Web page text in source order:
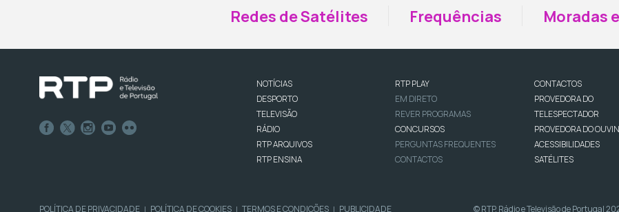
Redes de Satélites Frequências Moradas
NOTÍCIAS
DESPORTO
TELEVISÃO
RÁDIO
RTP ARQUIVOS
RTP ENSINA
RTP PLAY
EM DIRETO
REVER PROGRAMAS
CONCURSOS
PERGUNTAS FREQUENTES
CONTACTOS
CONTACTOS
PROVEDORA DO
TELESPECTADOR
PROVEDORA DO
ACESSIBILIDADES
SATÉLITES
POLÍTICA DE PRIVACIDADE | POLÍTICA DE COOKIES | TERMOS E CONDIÇÕES | PUBLICIDADE © RTP, Rádio e Televisão de Portugal